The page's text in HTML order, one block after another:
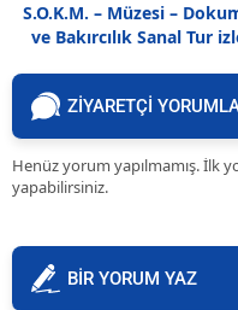
S.O.K.M. – Müzesi –
ve Bakırcılık Sanal Tur
ZİYARETÇİ
Henüz yorum yapılmamış. İlk
yapabilirsiniz.
BİR YORUM YAZ